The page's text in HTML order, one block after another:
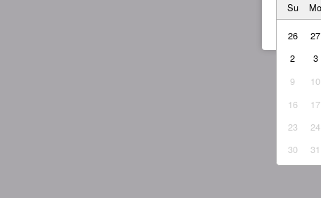
Su Mo
26 27
2
3
9
10
16
17
23
24
30
31